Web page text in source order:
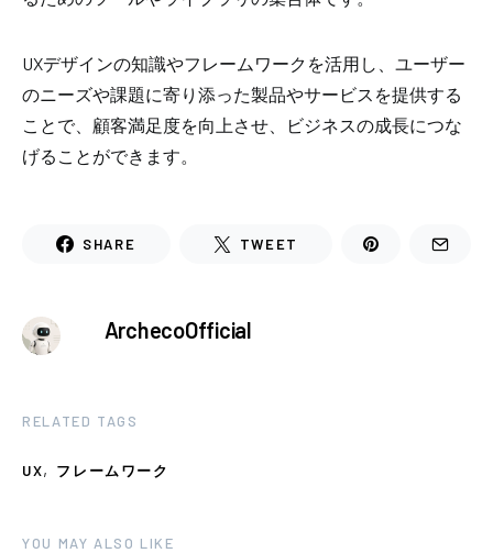
UXデザインの知識やフレームワークを活用し、ユーザー
のニーズや課題に寄り添った製品やサービスを提供する
ことで、顧客満足度を向上させ、ビジネスの成長につな
げることができます。
SHARE TWEET
ArchecoOfficial
RELATED TAGS
UX, フレームワーク
YOU MAY ALSO LIKE